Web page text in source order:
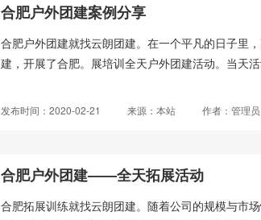
合肥户外团建案例分享
合肥户外团建就找云朗团建。在一个平凡的日子里
建，开展了合肥。展培训全天户外团建活动。当天
发布时间：2020-02-21 来源：本站 作者：管理员
合肥户外团建——全天拓展活动
合肥拓展训练就找云朗团建。随着公司的规模与市